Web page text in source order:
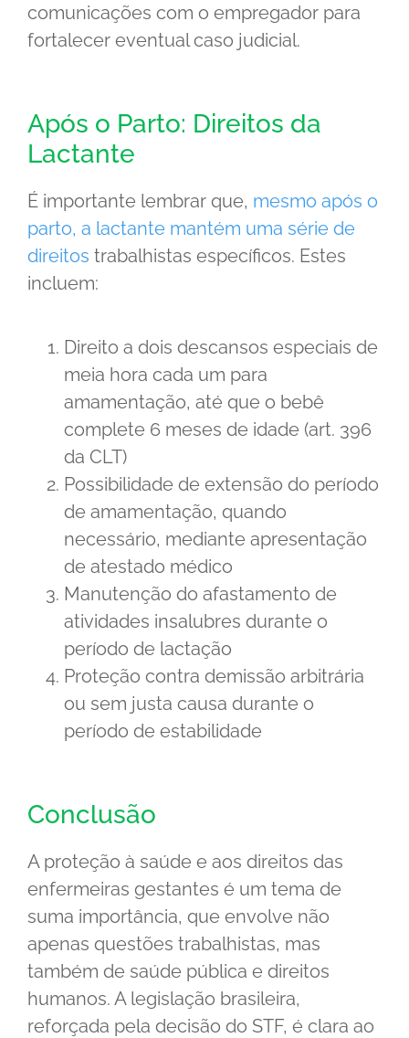
comunicações com o empregador para
fortalecer eventual caso judicial.
Após o Parto: Direitos da
Lactante
É importante lembrar que, mesmo após o
parto, a lactante mantém uma série de
direitos trabalhistas específicos. Estes
incluem:
Direito a dois descansos especiais de
meia hora cada um para
amamentação, até que o bebê
complete 6 meses de idade (art. 396
da CLT)
Possibilidade de extensão do período
de amamentação, quando
necessário, mediante apresentação
de atestado médico
Manutenção do afastamento de
atividades insalubres durante o
período de lactação
Proteção contra demissão arbitrária
ou sem justa causa durante o
período de estabilidade
Conclusão
A proteção à saúde e aos direitos das
enfermeiras gestantes é um tema de
suma importância, que envolve não
apenas questões trabalhistas, mas
também de saúde pública e direitos
humanos. A legislação brasileira,
reforçada pela decisão do STF, é clara ao